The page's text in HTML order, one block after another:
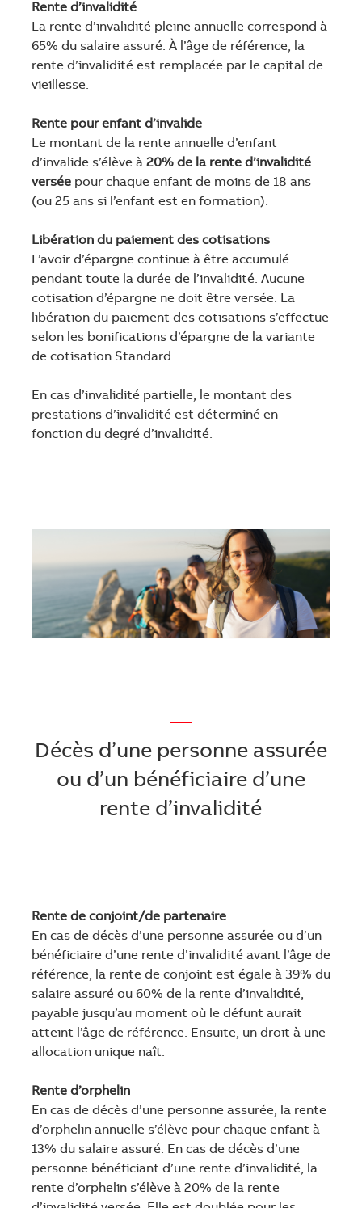
Rente d’invalidité
La rente d’invalidité pleine annuelle correspond à
65% du salaire assuré. À l’âge de référence, la
rente d’invalidité est remplacée par le capital de
vieillesse.
Rente pour enfant d’invalide
Le montant de la rente annuelle d’enfant
d’invalide s’élève à 20% de la rente d’invalidité
verséepour chaque enfant de moins de 18 ans
(ou 25 ans si l’enfant est en formation).
Libération du paiement des cotisations
L’avoir d’épargne continue à être accumulé
pendant toute la durée de l’invalidité. Aucune
cotisation d’épargne ne doit être versée. La
libération du paiement des cotisations s’effectue
selon les bonifications d’épargne de la variante
de cotisation Standard.
En cas d’invalidité partielle, le montant des
prestations d’invalidité est déterminé en
fonction du degré d’invalidité.
—
Décès d’une personne assurée
ou d’un bénéficiaire d’une
rente d’invalidité
Rente de conjoint/de partenaire
En cas de décès d’une personne assurée ou d’un
bénéficiaire d’une rente d’invalidité avant l’âge de
référence, la rente de conjoint est égale à 39% du
salaire assuré ou 60% de la rente d’invalidité,
payable jusqu’au moment où le défunt aurait
atteint l’âge de référence. Ensuite, un droit à une
allocation unique naît.
Rente d’orphelin
En cas de décès d’une personne assurée, la rente
d’orphelin annuelle s’élève pour chaque enfant à
13% du salaire assuré. En cas de décès d’une
personne bénéficiant d’une rente d’invalidité, la
rente d’orphelin s’élève à 20% de la rente